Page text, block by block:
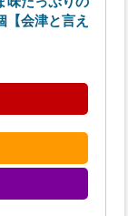
【会津と言え